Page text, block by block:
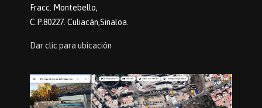
Fracc. Montebello,
C.P.80227. Culiacán,Sinaloa.
Dar clic para ubicación